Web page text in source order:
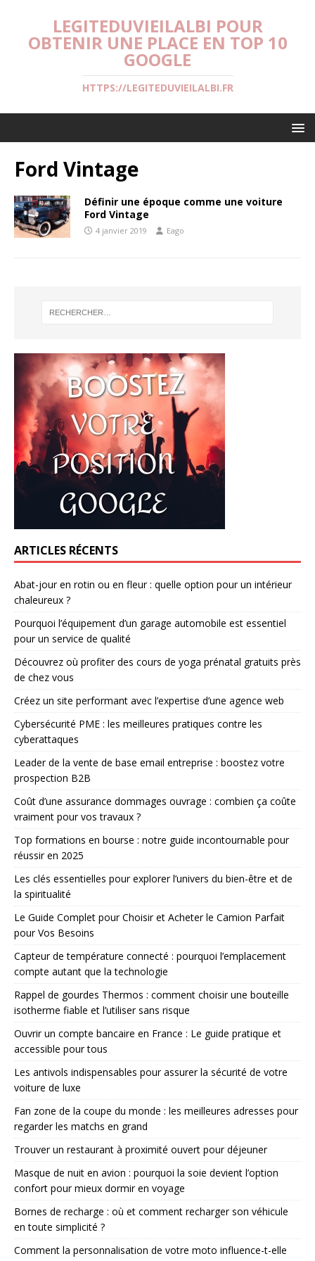
LEGITEDUVIEILALBI POUR
OBTENIR UNE PLACE EN TOP 10
GOOGLE
HTTPS://LEGITEDUVIEILALBI.FR
Ford Vintage
Définir une époque comme une voiture
Ford Vintage
4 janvier 2019 Eago
ARTICLES RÉCENTS
Abat-jour en rotin ou en fleur : quelle option pour un intérieur
chaleureux ?
Pourquoi l’équipement d’un garage automobile est essentiel
pour un service de qualité
Découvrez où profiter des cours de yoga prénatal gratuits près
de chez vous
Créez un site performant avec l’expertise d’une agence web
Cybersécurité PME : les meilleures pratiques contre les
cyberattaques
Leader de la vente de base email entreprise : boostez votre
prospection B2B
Coût d’une assurance dommages ouvrage : combien ça coûte
vraiment pour vos travaux ?
Top formations en bourse : notre guide incontournable pour
réussir en 2025
Les clés essentielles pour explorer l’univers du bien-être et de
la spiritualité
Le Guide Complet pour Choisir et Acheter le Camion Parfait
pour Vos Besoins
Capteur de température connecté : pourquoi l’emplacement
compte autant que la technologie
Rappel de gourdes Thermos : comment choisir une bouteille
isotherme fiable et l’utiliser sans risque
Ouvrir un compte bancaire en France : Le guide pratique et
accessible pour tous
Les antivols indispensables pour assurer la sécurité de votre
voiture de luxe
Fan zone de la coupe du monde : les meilleures adresses pour
regarder les matchs en grand
Trouver un restaurant à proximité ouvert pour déjeuner
Masque de nuit en avion : pourquoi la soie devient l’option
confort pour mieux dormir en voyage
Bornes de recharge : où et comment recharger son véhicule
en toute simplicité ?
Comment la personnalisation de votre moto influence-t-elle